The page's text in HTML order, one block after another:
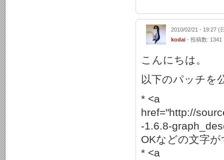
2010/02/21 - 19:27 (
kodai - 投稿数: 1341
こんにちは。
以下のパッチを
* <a
href="http://
-1.6.8-
OKなどの文字
* <a